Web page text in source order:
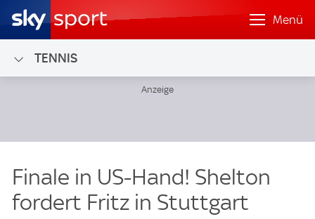
Menü
TENNIS
Finale in US-Hand! Shelton
fordert Fritz in Stuttgart